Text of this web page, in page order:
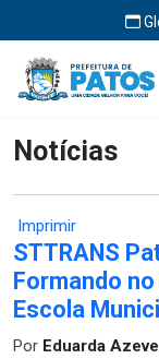
Início Notícias
Notícias
Imprimir
STTRANS
Formando
Escola
Por Eduarda